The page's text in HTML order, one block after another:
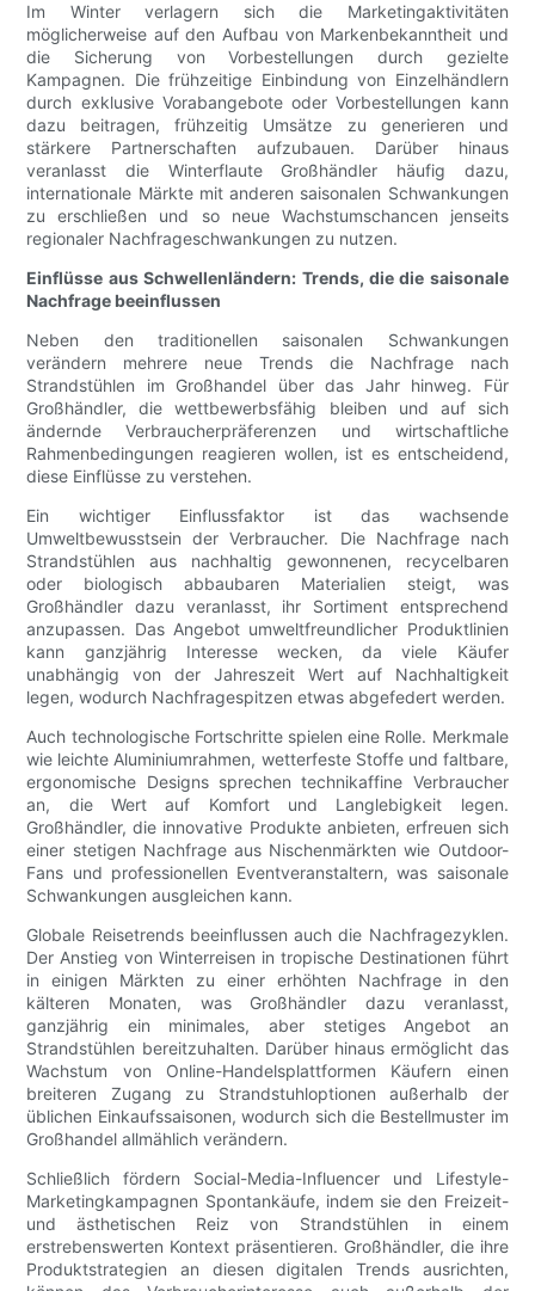
Im Winter verlagern sich die Marketingaktivitäten
möglicherweise auf den Aufbau von Markenbekanntheit und
die Sicherung von Vorbestellungen durch gezielte
Kampagnen. Die frühzeitige Einbindung von Einzelhändlern
durch exklusive Vorabangebote oder Vorbestellungen kann
dazu beitragen, frühzeitig Umsätze zu generieren und
stärkere Partnerschaften aufzubauen. Darüber hinaus
veranlasst die Winterflaute Großhändler häufig dazu,
internationale Märkte mit anderen saisonalen Schwankungen
zu erschließen und so neue Wachstumschancen jenseits
regionaler Nachfrageschwankungen zu nutzen.
Einflüsse aus Schwellenländern: Trends, die die saisonale
Nachfrage beeinflussen
Neben den traditionellen saisonalen Schwankungen
verändern mehrere neue Trends die Nachfrage nach
Strandstühlen im Großhandel über das Jahr hinweg. Für
Großhändler, die wettbewerbsfähig bleiben und auf sich
ändernde Verbraucherpräferenzen und wirtschaftliche
Rahmenbedingungen reagieren wollen, ist es entscheidend,
diese Einflüsse zu verstehen.
Ein wichtiger Einflussfaktor ist das wachsende
Umweltbewusstsein der Verbraucher. Die Nachfrage nach
Strandstühlen aus nachhaltig gewonnenen, recycelbaren
oder biologisch abbaubaren Materialien steigt, was
Großhändler dazu veranlasst, ihr Sortiment entsprechend
anzupassen. Das Angebot umweltfreundlicher Produktlinien
kann ganzjährig Interesse wecken, da viele Käufer
unabhängig von der Jahreszeit Wert auf Nachhaltigkeit
legen, wodurch Nachfragespitzen etwas abgefedert werden.
Auch technologische Fortschritte spielen eine Rolle. Merkmale
wie leichte Aluminiumrahmen, wetterfeste Stoffe und faltbare,
ergonomische Designs sprechen technikaffine Verbraucher
an, die Wert auf Komfort und Langlebigkeit legen.
Großhändler, die innovative Produkte anbieten, erfreuen sich
einer stetigen Nachfrage aus Nischenmärkten wie Outdoor-
Fans und professionellen Eventveranstaltern, was saisonale
Schwankungen ausgleichen kann.
Globale Reisetrends beeinflussen auch die Nachfragezyklen.
Der Anstieg von Winterreisen in tropische Destinationen führt
in einigen Märkten zu einer erhöhten Nachfrage in den
kälteren Monaten, was Großhändler dazu veranlasst,
ganzjährig ein minimales, aber stetiges Angebot an
Strandstühlen bereitzuhalten. Darüber hinaus ermöglicht das
Wachstum von Online-Handelsplattformen Käufern einen
breiteren Zugang zu Strandstuhloptionen außerhalb der
üblichen Einkaufssaisonen, wodurch sich die Bestellmuster im
Großhandel allmählich verändern.
Schließlich fördern Social-Media-Influencer und Lifestyle-
Marketingkampagnen Spontankäufe, indem sie den Freizeit-
und ästhetischen Reiz von Strandstühlen in einem
erstrebenswerten Kontext präsentieren. Großhändler, die ihre
Produktstrategien an diesen digitalen Trends ausrichten,